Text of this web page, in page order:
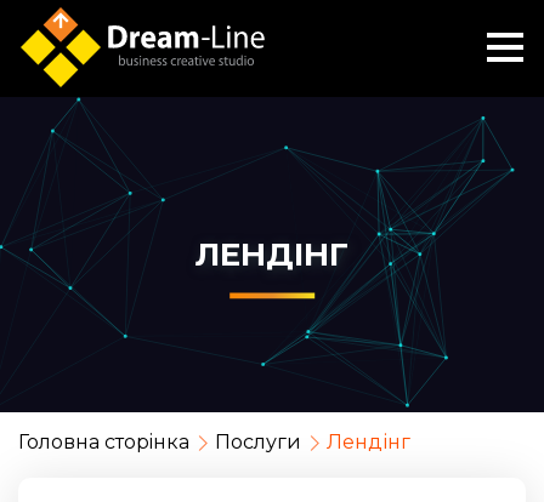
ЛЕНДІНГ
Головна сторiнка Послуги Лендінг